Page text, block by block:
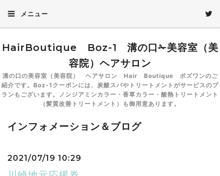
メニュー
HairBoutique Boz-1 溝の口✁美容室（美
容院）ヘアサロン
溝の口の美容室（美容院） ヘアサロン Hair Boutique ボズワンのご
紹介です。Boz-1クーポンには、炭酸スパやトリートメントがサービスのプ
ランもございます。ノンジアミンカラー・香草カラー・酸熱トリートメント
（髪質改善トリートメント）も御用意あります。
インフォメーション＆ブログ
2021/07/19 10:29